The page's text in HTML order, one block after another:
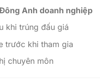
Anh doanh nghiệp
khi trúng đấu giá
trước khi tham gia
chuyên môn